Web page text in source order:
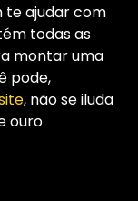
te ajudar com
todas as
montar uma
pode,
, não se iluda
ouro